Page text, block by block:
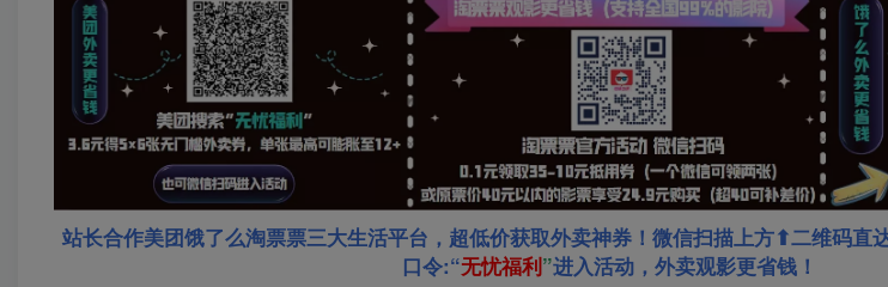
站长合作美团饿了么淘票票三大生活平台，超低价获取外卖神券！微信扫描上方⬆二维码直
口令:“无忧福利”进入活动，外卖观影更省钱！